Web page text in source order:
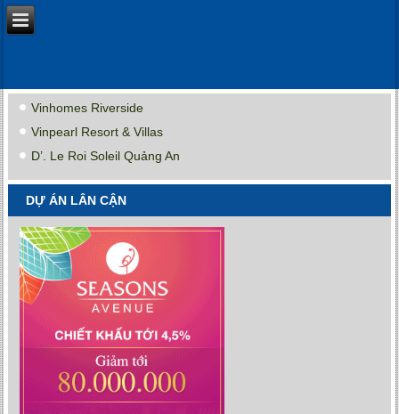
Vinhomes Riverside
Vinpearl Resort & Villas
D’. Le Roi Soleil Quảng An
DỰ ÁN LÂN CẬN